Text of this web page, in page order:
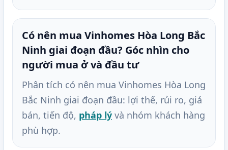
Có nên mua Vinhomes Hòa Long Bắc
Ninh giai đoạn đầu? Góc nhìn cho
người mua ở và đầu tư
Phân tích có nên mua Vinhomes Hòa Long
Bắc Ninh giai đoạn đầu: lợi thế, rủi ro, giá
bán, tiến độ, pháp lý và nhóm khách hàng
phù hợp.